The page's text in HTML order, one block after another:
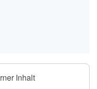
Inhalt